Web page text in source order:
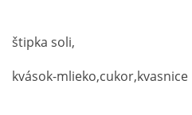
štipka soli,
kvások-mlieko,cukor,kvasnice